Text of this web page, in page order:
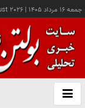
جمعه ۱۶ مرداد ۱۴۰۵ |
2026
باز
و